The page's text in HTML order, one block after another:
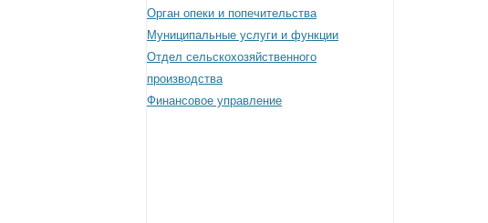
Орган опеки и попечительства
Муниципальные услуги и функции
Отдел сельскохозяйственного
производства
Финансовое управление